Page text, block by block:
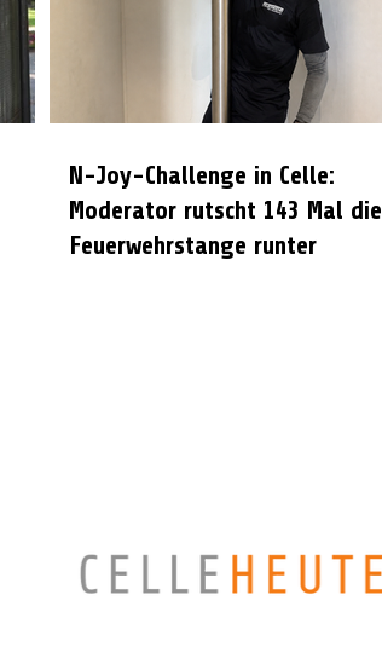
N-Joy-Challenge in Celle:
Moderator rutscht 143 Mal die
Feuerwehrstange runter